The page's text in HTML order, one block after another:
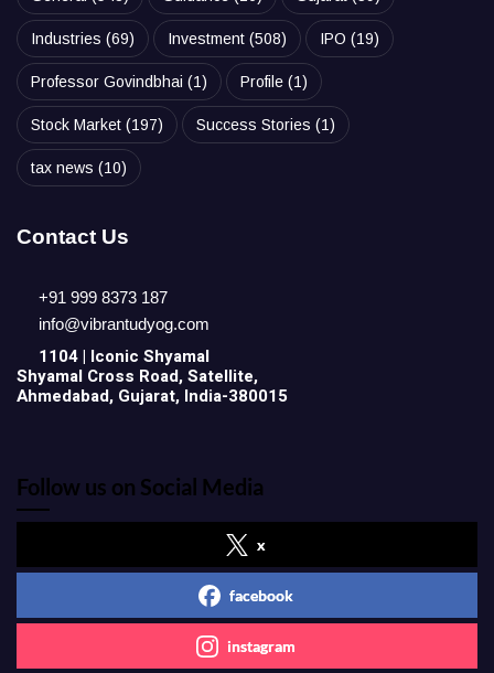
Industries (69) Investment (508) IPO (19)
Professor Govindbhai (1) Profile (1)
Stock Market (197) Success Stories (1)
tax news (10)
Contact Us
+91 999 8373 187
info@vibrantudyog.com
1104 | Iconic Shyamal
Shyamal Cross Road, Satellite,
Ahmedabad, Gujarat, India-380015
Follow us on Social Media
x
facebook
instagram